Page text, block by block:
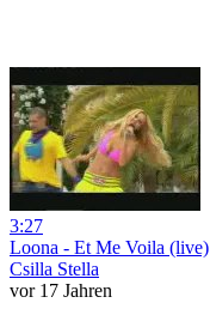
3:27
Loona - Et Me Voila (live)
Csilla Stella
vor 17 Jahren